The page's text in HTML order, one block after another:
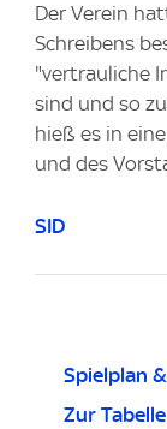
Der Verein
Schreibens
"vertrauliche
sind und so
hieß es in
und des
SID
Spielplan
Zur Tabelle